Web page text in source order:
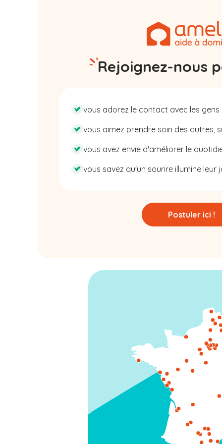
Rejoignez-nous
vous adorez le contact avec les gens
vous aimez prendre soin des autres,
vous avez envie d'améliorer le
vous savez qu'un sourire illumine leur
Postuler ici !